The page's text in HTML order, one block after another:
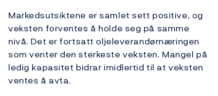
Markedsutsiktene er samlet sett positive, og
veksten forventes å holde seg på samme
nivå. Det er fortsatt oljeleverandørnæringen
som venter den sterkeste veksten. Mangel på
ledig kapasitet bidrar imidlertid til at veksten
ventes å avta.